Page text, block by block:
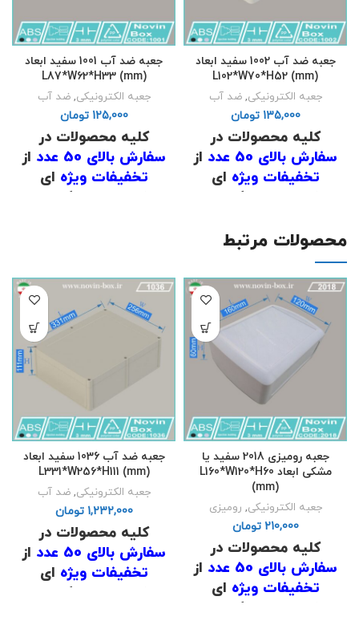
جعبه ضد آب 1002 سفید ابعاد
L102*W70*H52 (mm)
جعبه الکترونیکی,ضد آب
تومان
کلیه محصولات در
سفارش بالای 50 عدد
از
تخفیفات ویژه ای
برخوردار است که برای
های02191098634
02191098649
حاصل فرمایید .
.
(دانلود لیست قیمت)
جعبه ضد آب 1001 سفید ابعاد
L87*W62*H33 (mm)
جعبه الکترونیکی,ضد آب
تومان
کلیه محصولات در
سفارش بالای 50 عدد
از
تخفیفات ویژه ای
برخوردار است که برای
حاصل فرمایید .
.
(
دانلود لیست قیمت)
محصولات مرتبط
جعبه رومیزی 2018 سفید یا
مشکی ابعاد L160*W120*H60
(mm)
جعبه الکترونیکی, رومیزی
تومان
کلیه محصولات در
سفارش بالای 50 عدد
از
تخفیفات ویژه ای
برخوردار است که برای
جعبه ضد آب 1036 سفید ابعاد
L331*W256*H111 (mm)
جعبه الکترونیکی,ضد آب
تومان
کلیه محصولات در
سفارش بالای 50 عدد
از
تخفیفات ویژه ای
برخوردار است که برای